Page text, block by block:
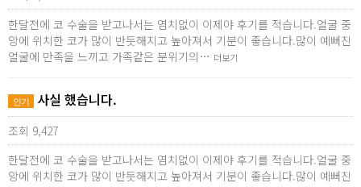
한달전에 코 수술을 받고나서는 염치없이 이제야 후기를 적습니다.얼굴 중
앙에 위치한 코가 많이 반듯해지고 높아져서 기분이 좋습니다.많이 예뻐진
얼굴에 만족을 느끼고 가족같은 분위기의… 더보기
인기 사실 했습니다.
조회 9,427
한달전에 코 수술을 받고나서는 염치없이 이제야 후기를 적습니다.얼굴 중
앙에 위치한 코가 많이 반듯해지고 높아져서 기분이 좋습니다.많이 예뻐진